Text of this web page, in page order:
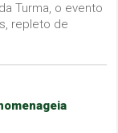
Turma, o evento
repleto de